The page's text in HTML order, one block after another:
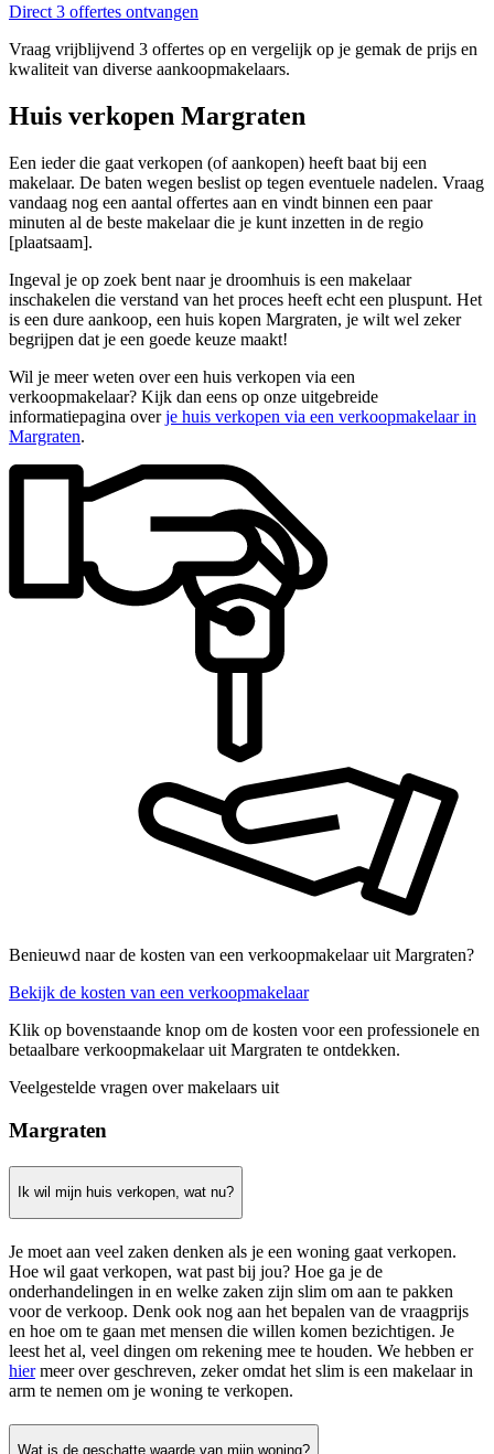
Direct 3 offertes ontvangen
Vraag vrijblijvend 3 offertes op en vergelijk op je gemak de prijs en
kwaliteit van diverse aankoopmakelaars.
Huis verkopen Margraten
Een ieder die gaat verkopen (of aankopen) heeft baat bij een
makelaar. De baten wegen beslist op tegen eventuele nadelen. Vraag
vandaag nog een aantal offertes aan en vindt binnen een paar
minuten al de beste makelaar die je kunt inzetten in de regio
[plaatsaam].
Ingeval je op zoek bent naar je droomhuis is een makelaar
inschakelen die verstand van het proces heeft echt een pluspunt. Het
is een dure aankoop, een huis kopen Margraten, je wilt wel zeker
begrijpen dat je een goede keuze maakt!
Wil je meer weten over een huis verkopen via een
verkoopmakelaar? Kijk dan eens op onze uitgebreide
informatiepagina overje huis verkopen via een verkoopmakelaar in
Margraten.
Benieuwd naar de kosten van een verkoopmakelaar uit Margraten?
Bekijk de kosten van een verkoopmakelaar
Klik op bovenstaande knop om de kosten voor een professionele en
betaalbare verkoopmakelaar uit Margraten te ontdekken.
Veelgestelde vragen over makelaars uit
Margraten
Ik wil mijn huis verkopen, wat nu?
Je moet aan veel zaken denken als je een woning gaat verkopen.
Hoe wil gaat verkopen, wat past bij jou? Hoe ga je de
onderhandelingen in en welke zaken zijn slim om aan te pakken
voor de verkoop. Denk ook nog aan het bepalen van de vraagprijs
en hoe om te gaan met mensen die willen komen bezichtigen. Je
leest het al, veel dingen om rekening mee te houden. We hebben er
hiermeer over geschreven, zeker omdat het slim is een makelaar in
arm te nemen om je woning te verkopen.
Wat is de geschatte waarde van mijn woning?